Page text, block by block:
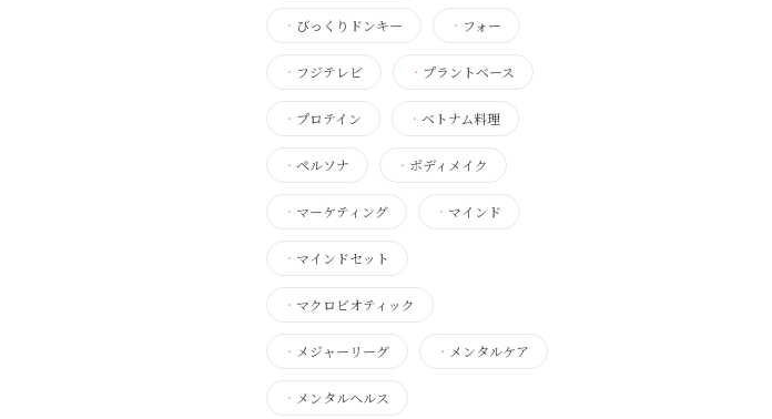
・ びっくりドンキー ・ フォー
・ フジテレビ ・ プラントベース
・ プロテイン ・ ベトナム料理
・ ペルソナ ・ ボディメイク
・ マーケティング ・ マインド
・ マインドセット
・ マクロビオティック
・ メジャーリーグ ・ メンタルケア
・ メンタルヘルス